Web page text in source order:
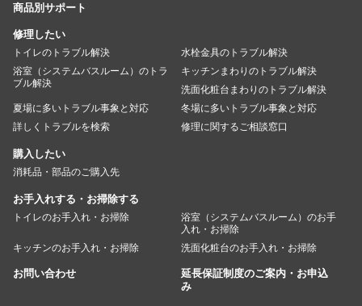
商品別サポート
修理したい
トイレのトラブル解決
水栓金具のトラブル解決
浴室（システムバスルーム）のトラ
ブル解決
キッチンまわりのトラブル解決
洗面化粧台まわりのトラブル解決
夏場に多いトラブル事象と対応
冬場に多いトラブル事象と対応
詳しくトラブルを検索
修理に関するご相談窓口
購入したい
消耗品・部品のご購入先
お手入れする・お掃除する
トイレのお手入れ・お掃除
浴室（システムバスルーム）のお手
入れ・お掃除
キッチンのお手入れ・お掃除
洗面化粧台のお手入れ・お掃除
お問い合わせ
延長保証制度のご案内・お申込
み